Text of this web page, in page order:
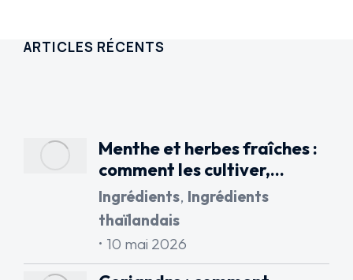
ARTICLES RÉCENTS
Menthe et herbes fraîches :
comment les cultiver,…
Ingrédients, Ingrédients
thaïlandais
10 mai 2026